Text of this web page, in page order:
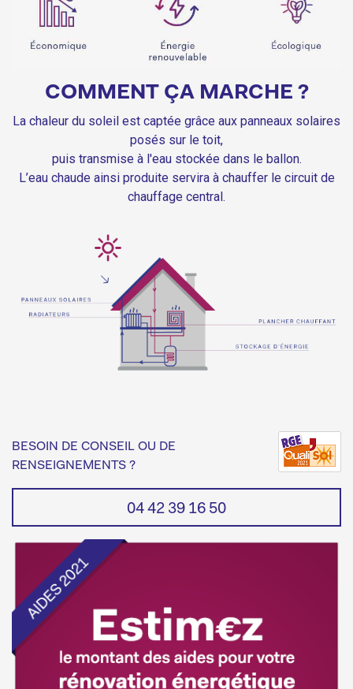
COMMENT ÇA MARCHE ?
La chaleur du soleil est captée grâce aux panneaux solaires
posés sur le toit,
puis transmise à l'eau stockée dans le ballon.
L’eau chaude ainsi produite servira à chauffer le circuit de
chauffage central.
BESOIN DE CONSEIL OU DE
RENSEIGNEMENTS ?
04 42 39 16 50